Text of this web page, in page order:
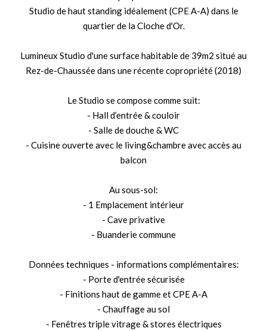
Studio de haut standing idéalement (CPE A-A) dans le
quartier de la Cloche d'Or.
Lumineux Studio d'une surface habitable de 39m2 situé au
Rez-de-Chaussée dans une récente copropriété (2018)
Le Studio se compose comme suit:
- Hall d’entrée & couloir
- Salle de douche & WC
- Cuisine ouverte avec le living&chambre avec accès au
balcon
Au sous-sol:
- 1 Emplacement intérieur
- Cave privative
- Buanderie commune
Données techniques - informations complémentaires:
- Porte d'entrée sécurisée
- Finitions haut de gamme et CPE A-A
- Chauffage au sol
- Fenêtres triple vitrage & stores électriques